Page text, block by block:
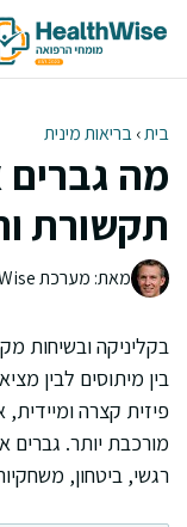
לתוכן
בית›בריאות מינית
מה גברים
תקשורת
מאת: מערכת Health Wise | צוות העריכה
בקליניקה ובשיחות
בין מיתוסים לבין
פיזית קצרה
מורכבת יותר. גברים
רגשי, ביטחון,